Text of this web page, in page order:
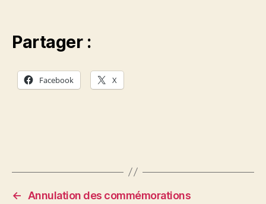
Partager :
Facebook X
←
Annulation des commémorations